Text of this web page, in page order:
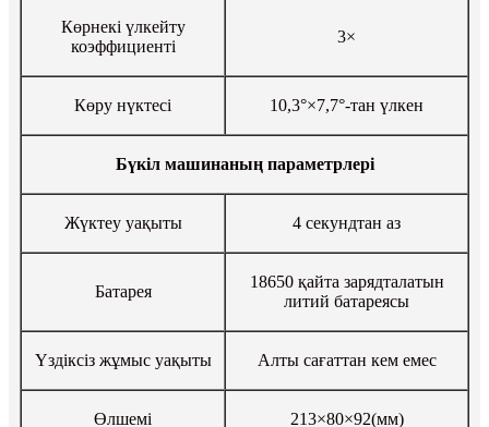
Көрнекі үлкейту
коэффициенті
3×
Көру нүктесі 10,3°×7,7°-тан үлкен
Бүкіл машинаның параметрлері
Жүктеу уақыты 4 секундтан аз
Батарея
18650 қайта зарядталатын
литий батареясы
Үздіксіз жұмыс уақыты Алты сағаттан кем емес
Өлшемі 213×80×92(мм)